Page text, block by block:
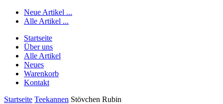
Neue Artikel ...
Alle Artikel ...
Startseite
Über uns
Alle Artikel
Neues
Warenkorb
Kontakt
Startseite Teekannen Stövchen Rubin